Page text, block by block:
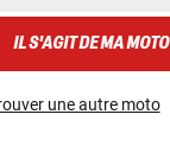
IL S'AGIT DE MA MOTO
une autre moto